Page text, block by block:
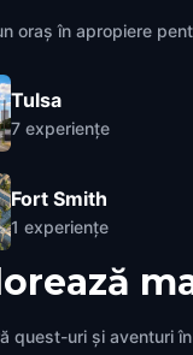
oraș în apropiere
Tulsa
7 experiențe
Fort Smith
1 experiențe
quest-uri și aventuri